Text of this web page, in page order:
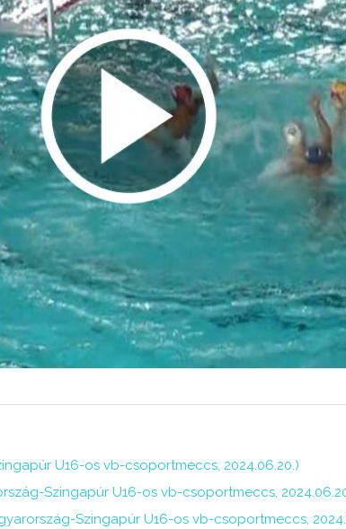
U16-os vb-csoportmeccs, 2024.06.20.)
Szingapúr U16-os vb-csoportmeccs,
Szingapúr U16-os vb-csoportmeccs,